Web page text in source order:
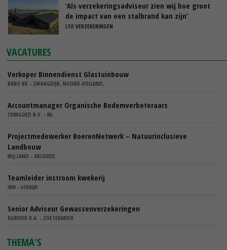
‘Als verzekeringsadviseur zien wij hoe groot
de impact van een stalbrand kan zijn’
LTO VERZEKERINGEN
VACATURES
Verkoper Binnendienst Glastuinbouw
KARO BV - ZWAAGDIJK, NOORD-HOLLAND,
Accountmanager Organische Bodemverbeteraars
COMGOED B.V. - NL
Projectmedewerker BoerenNetwerk – Natuurinclusieve
Landbouw
WIJ.LAND - ABCOUDE
Teamleider instroom kwekerij
IBN - SCHAIJK
Senior Adviseur Gewassenverzekeringen
AGRIVER U.A. - ZOETERMEER
THEMA'S